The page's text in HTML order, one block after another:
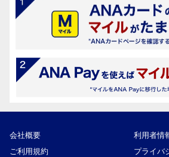
会社概要
利用者情
ご利用規約
プライバ